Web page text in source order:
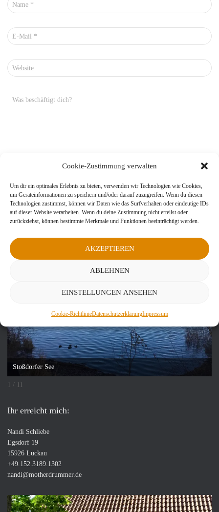
Cookie-Zustimmung verwalten
Um dir ein optimales Erlebnis zu bieten, verwenden wir Technologien wie Cookies,
um Geräteinformationen zu speichern und/oder darauf zuzugreifen. Wenn du diesen
Technologien zustimmst, können wir Daten wie das Surfverhalten oder eindeutige IDs
auf dieser Website verarbeiten. Wenn du deine Zustimmung nicht erteilst oder
zurückziehst, können bestimmte Merkmale und Funktionen beeinträchtigt werden.
AKZEPTIEREN
ABLEHNEN
EINSTELLUNGEN ANSEHEN
Cookie-RichtlinieDatenschutzerklärungImpressum
Name *
E-Mail *
Website
Was beschäftigt dich?
Stoßdorfer See
1 / 11
Ihr erreicht mich:
Nandi Schliebe
Egsdorf 19
15926 Luckau
+49.152.3189.1302
nandi@motherdrummer.de